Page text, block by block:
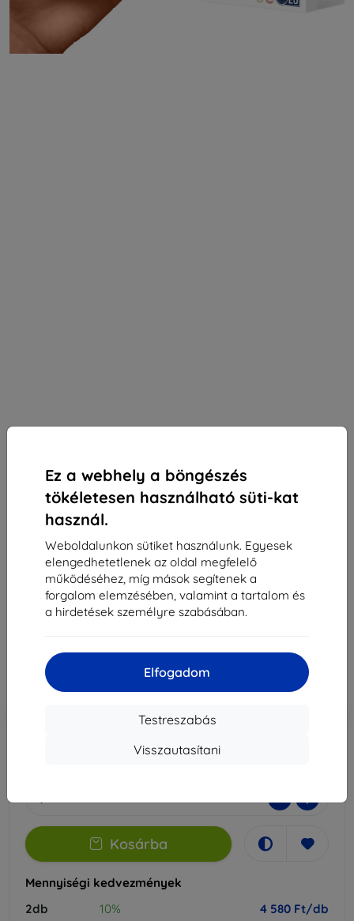
Ez a webhely a böngészés
tökéletesen használható süti-kat
használ.
Weboldalunkon sütiket használunk. Egyesek
elengedhetetlenek az oldal megfelelő
működéséhez, míg mások segítenek a
forgalom elemzésében, valamint a tartalom és
a hirdetések személyre szabásában.
Elfogadom
Testreszabás
Visszautasítani
3mk Silky Matt Privacy védőfólia Asus Zenfone 10-
Alkalmas: Asus Zenfone 10
5 089 Ft
4 580 Ft
Ár ÁFA nelkül
Kedvezmény kuponnal EXTRA10
- +
Kosárba
Mennyiségi kedvezmények
2db
10% 4 580 Ft/db